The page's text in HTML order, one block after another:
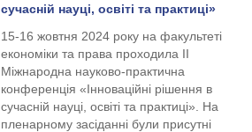
сучасній науці, освіті та практиці»
15-16 жовтня 2024 року на факультеті
економіки та права проходила ІІ
Міжнародна науково-практична
конференція «Інноваційні рішення в
сучасній науці, освіті та практиці». На
пленарному засіданні були присутні